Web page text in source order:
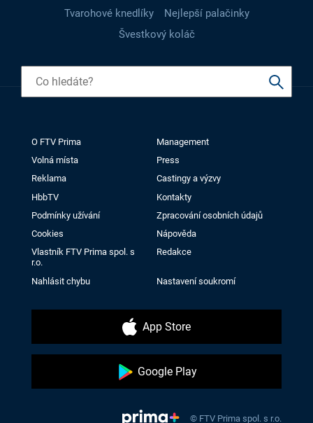
Tvarohové knedlíky
Nejlepší palačinky
Švestkový koláč
O FTV Prima
Management
Volná místa
Press
Reklama
Castingy a výzvy
HbbTV
Kontakty
Podmínky užívání
Zpracování osobních údajů
Cookies
Nápověda
Vlastník FTV Prima spol. s
r.o.
Redakce
Nahlásit chybu Nastavení soukromí
App Store
Google Play
© FTV Prima spol. s r.o.